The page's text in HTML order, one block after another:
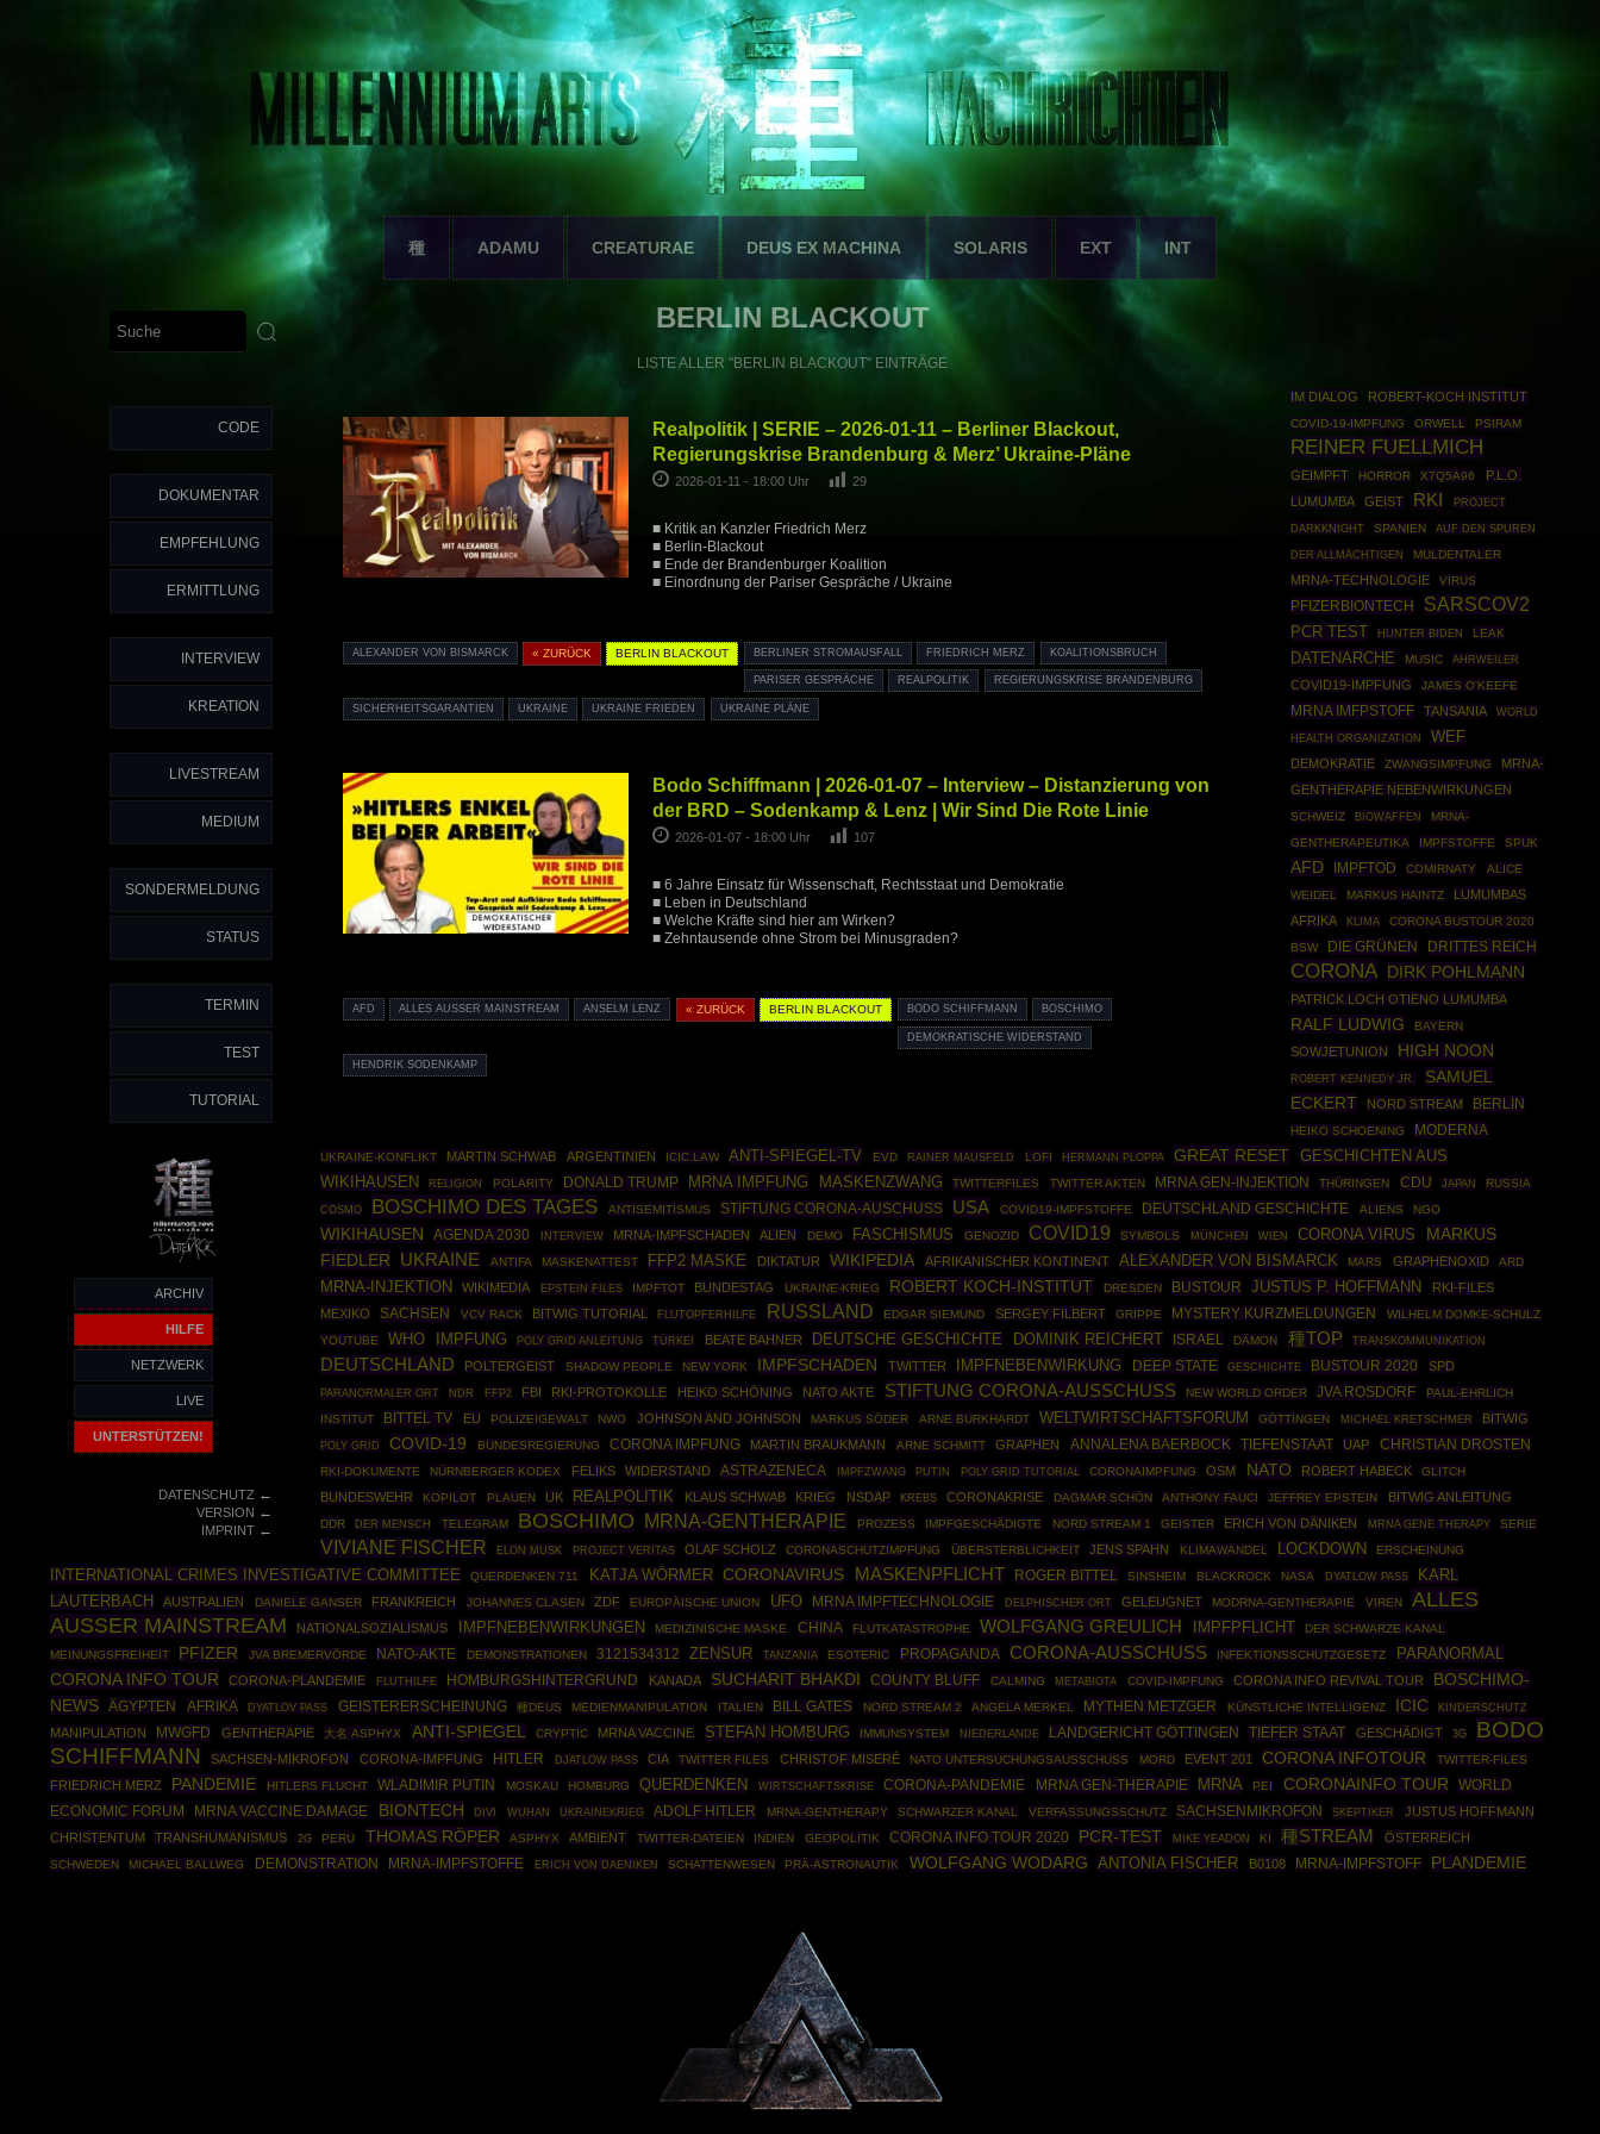
種 ADAMU CREATURAE DEUS EX MACHINA SOLARIS EXT INT
CODE
DOKUMENTAR
EMPFEHLUNG
ERMITTLUNG
INTERVIEW
KREATION
LIVESTREAM
MEDIUM
SONDERMELDUNG
STATUS
TERMIN
TEST
TUTORIAL
ARCHIV
HILFE
NETZWERK
LIVE
UNTERSTÜTZEN!
DATENSCHUTZ←
VERSION ←
IMPRINT←
BERLIN BLACKOUT
LISTE ALLER "BERLIN BLACKOUT" EINTRÄGE
Realpolitik | SERIE – 2026-01-11 – Berliner Blackout,
Regierungskrise Brandenburg & Merz’ Ukraine-Pläne
2026-01-11 - 18:00 Uhr 29
■ Kritik an Kanzler Friedrich Merz
■ Berlin-Blackout
■ Ende der Brandenburger Koalition
■ Einordnung der Pariser Gespräche / Ukraine
ALEXANDER VON BISMARCK « ZURÜCK BERLIN BLACKOUT BERLINER STROMAUSFALL FRIEDRICH MERZ KOALITIONSBRUCH
PARISER GESPRÄCHE REALPOLITIK REGIERUNGSKRISE BRANDENBURG
SICHERHEITSGARANTIEN UKRAINE UKRAINE FRIEDEN UKRAINE PLÄNE
Bodo Schiffmann | 2026-01-07 – Interview – Distanzierung von
der BRD – Sodenkamp & Lenz | Wir Sind Die Rote Linie
2026-01-07 - 18:00 Uhr 107
■ 6 Jahre Einsatz für Wissenschaft, Rechtsstaat und Demokratie
■ Leben in Deutschland
■ Welche Kräfte sind hier am Wirken?
■ Zehntausende ohne Strom bei Minusgraden?
AFD ALLES AUSSER MAINSTREAM ANSELM LENZ « ZURÜCK BERLIN BLACKOUT BODO SCHIFFMANN BOSCHIMO
DEMOKRATISCHE WIDERSTAND
HENDRIK SODENKAMP
IM DIALOG ROBERT-KOCH INSTITUT
COVID-19-IMPFUNG ORWELL PSIRAM
REINER FUELLMICH
GEIMPFT HORROR X7Q5A96
P.L.O.
LUMUMBA
GEIST RKI
PROJECT
DARKKNIGHT
SPANIEN AUF DEN SPUREN
DER ALLMÄCHTIGEN MULDENTALER
MRNA-TECHNOLOGIE VIRUS
PFIZERBIONTECH SARSCOV2
PCR TEST HUNTER BIDEN LEAK
DATENARCHE MUSIC AHRWEILER
COVID19-IMPFUNG JAMES O'KEEFE
MRNA IMFPSTOFF TANSANIA
WORLD
HEALTH ORGANIZATION
WEF
DEMOKRATIE ZWANGSIMPFUNG
MRNA-
GENTHERAPIE NEBENWIRKUNGEN
SCHWEIZ BIOWAFFEN
MRNA-
GENTHERAPEUTIKA
IMPFSTOFFE SPUK
AFD IMPFTOD COMIRNATY
ALICE
WEIDEL
MARKUS HAINTZ
LUMUMBAS
AFRIKA
KLIMA
CORONA BUSTOUR 2020
BSW
DIE GRÜNEN DRITTES REICH
CORONA DIRK POHLMANN
PATRICK LOCH OTIENO LUMUMBA
RALF LUDWIG BAYERN
SOWJETUNION HIGH NOON
ROBERT KENNEDY JR.
SAMUEL
ECKERT
NORD STREAM BERLIN
HEIKO SCHOENING MODERNA
UKRAINE-KONFLIKT MARTIN SCHWAB ARGENTINIEN ICIC.LAW ANTI-SPIEGEL-TV EVD RAINER MAUSFELD LOFI HERMANN PLOPPA GREAT RESET
GESCHICHTEN AUS
WIKIHAUSEN
RELIGION POLARITY DONALD TRUMP MRNA IMPFUNG MASKENZWANG TWITTERFILES TWITTER AKTEN MRNA GEN-INJEKTION THÜRINGEN CDU JAPAN
RUSSIA
COSMO
BOSCHIMO DES TAGES ANTISEMITISMUS STIFTUNG CORONA-AUSCHUSS USA COVID19-IMPFSTOFFE DEUTSCHLAND GESCHICHTE ALIENS NGO
WIKIHAUSEN AGENDA 2030 INTERVIEW MRNA-IMPFSCHADEN ALIEN DEMO FASCHISMUS GENOZID COVID19 SYMBOLS MÜNCHEN WIEN CORONA VIRUS
MARKUS
FIEDLER
UKRAINE ANTIFA MASKENATTEST FFP2 MASKE DIKTATUR WIKIPEDIA AFRIKANISCHER KONTINENT ALEXANDER VON BISMARCK MARS GRAPHENOXID ARD
MRNA-INJEKTION WIKIMEDIA EPSTEIN FILES IMPFTOT BUNDESTAG UKRAINE-KRIEG ROBERT KOCH-INSTITUT DRESDEN BUSTOUR JUSTUS P. HOFFMANN
RKI-FILES
MEXIKO
SACHSEN VCV RACK BITWIG TUTORIAL FLUTOPFERHILFE RUSSLAND EDGAR SIEMUND SERGEY FILBERT GRIPPE MYSTERY KURZMELDUNGEN
WILHELM DOMKE-SCHULZ
YOUTUBE
WHO IMPFUNG POLY GRID ANLEITUNG TÜRKEI BEATE BAHNER DEUTSCHE GESCHICHTE DOMINIK REICHERT ISRAEL DÄMON 種TOP TRANSKOMMUNIKATION
DEUTSCHLAND POLTERGEIST SHADOW PEOPLE NEW YORK IMPFSCHADEN TWITTER IMPFNEBENWIRKUNG DEEP STATE GESCHICHTE BUSTOUR 2020 SPD
PARANORMALER ORT NDR FFP2 FBI RKI-PROTOKOLLE HEIKO SCHÖNING NATO AKTE STIFTUNG CORONA-AUSSCHUSS NEW WORLD ORDER JVA ROSDORF
PAUL-EHRLICH
INSTITUT
BITTEL TV EU POLIZEIGEWALT NWO JOHNSON AND JOHNSON MARKUS SÖDER ARNE BURKHARDT WELTWIRTSCHAFTSFORUM GÖTTINGEN MICHAEL KRETSCHMER BITWIG
POLY GRID COVID-19 BUNDESREGIERUNG CORONA IMPFUNG MARTIN BRAUKMANN ARNE SCHMITT GRAPHEN ANNALENA BAERBOCK TIEFENSTAAT UAP CHRISTIAN DROSTEN
RKI-DOKUMENTE NÜRNBERGER KODEX FELIKS WIDERSTAND ASTRAZENECA IMPFZWANG PUTIN POLY GRID TUTORIAL CORONAIMPFUNG OSM NATO ROBERT HABECK GLITCH
BUNDESWEHR KOPILOT PLAUEN UK REALPOLITIK KLAUS SCHWAB KRIEG NSDAP KREBS CORONAKRISE DAGMAR SCHÖN ANTHONY FAUCI JEFFREY EPSTEIN BITWIG ANLEITUNG
DDR DER MENSCH TELEGRAM BOSCHIMO MRNA-GENTHERAPIE PROZESS IMPFGESCHÄDIGTE NORD STREAM 1 GEISTER ERICH VON DÄNIKEN MRNA GENE THERAPY SERIE
VIVIANE FISCHER ELON MUSK PROJECT VERITAS OLAF SCHOLZ CORONASCHUTZIMPFUNG ÜBERSTERBLICHKEIT JENS SPAHN KLIMAWANDEL LOCKDOWN ERSCHEINUNG
INTERNATIONAL CRIMES INVESTIGATIVE COMMITTEE QUERDENKEN 711 KATJA WÖRMER CORONAVIRUS MASKENPFLICHT ROGER BITTEL SINSHEIM BLACKROCK NASA DYATLOW PASS
KARL
LAUTERBACH
AUSTRALIEN DANIELE GANSER FRANKREICH JOHANNES CLASEN ZDF EUROPÄISCHE UNION UFO MRNA IMPFTECHNOLOGIE DELPHISCHER ORT GELEUGNET MODRNA-GENTHERAPIE VIREN
ALLES
AUSSER MAINSTREAM
NATIONALSOZIALISMUS IMPFNEBENWIRKUNGEN MEDIZINISCHE MASKE CHINA FLUTKATASTROPHE WOLFGANG GREULICH IMPFPFLICHT
DER SCHWARZE KANAL
MEINUNGSFREIHEIT
PFIZER JVA BREMERVÖRDE NATO-AKTE DEMONSTRATIONEN 3121534312 ZENSUR TANZANIA ESOTERIC PROPAGANDA CORONA-AUSSCHUSS INFEKTIONSSCHUTZGESETZ PARANORMAL
CORONA INFO TOUR CORONA-PLANDEMIE FLUTHILFE HOMBURGSHINTERGRUND KANADA SUCHARIT BHAKDI COUNTY BLUFF CALMING METABIOTA COVID-IMPFUNG CORONA INFO REVIVAL TOUR
BOSCHIMO-
NEWS
ÄGYPTEN AFRIKA DYATLOV PASS GEISTERERSCHEINUNG 種DEUS MEDIENMANIPULATION ITALIEN BILL GATES NORD STREAM 2 ANGELA MERKEL MYTHEN METZGER KÜNSTLICHE INTELLIGENZ ICIC KINDERSCHUTZ
MANIPULATION MWGFD GENTHERAPIE 大名 ASPHYX ANTI-SPIEGEL CRYPTIC MRNA VACCINE STEFAN HOMBURG IMMUNSYSTEM NIEDERLANDE LANDGERICHT GÖTTINGEN TIEFER STAAT GESCHÄDIGT 3G
BODO
SCHIFFMANN
SACHSEN-MIKROFON CORONA-IMPFUNG HITLER DJATLOW PASS CIA TWITTER FILES CHRISTOF MISERÉ NATO UNTERSUCHUNGSAUSSCHUSS MORD EVENT 201 CORONA INFOTOUR TWITTER-FILES
FRIEDRICH MERZ PANDEMIE HITLERS FLUCHT WLADIMIR PUTIN MOSKAU HOMBURG QUERDENKEN WIRTSCHAFTSKRISE CORONA-PANDEMIE MRNA GEN-THERAPIE MRNA PEI CORONAINFO TOUR
WORLD
ECONOMIC FORUM
MRNA VACCINE DAMAGE BIONTECH DIVI WUHAN UKRAINEKRIEG ADOLF HITLER MRNA-GENTHERAPY SCHWARZER KANAL VERFASSUNGSSCHUTZ SACHSENMIKROFON SKEPTIKER
JUSTUS HOFFMANN
CHRISTENTUM
TRANSHUMANISMUS 2G PERU THOMAS RÖPER ASPHYX AMBIENT TWITTER-DATEIEN INDIEN GEOPOLITIK CORONA INFO TOUR 2020 PCR-TEST MIKE YEADON KI 種STREAM ÖSTERREICH
SCHWEDEN MICHAEL BALLWEG DEMONSTRATION MRNA-IMPFSTOFFE ERICH VON DAENIKEN SCHATTENWESEN PRÄ-ASTRONAUTIK WOLFGANG WODARG ANTONIA FISCHER B0108 MRNA-IMPFSTOFF PLANDEMIE
Powered By :